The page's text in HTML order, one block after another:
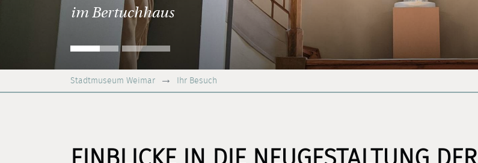
im Bertuchhaus
Stadtmuseum Weimar Ihr Besuch